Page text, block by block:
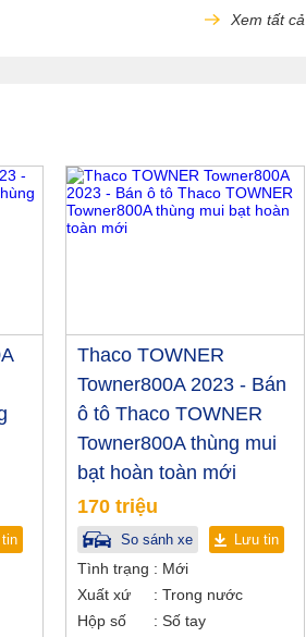
Xem tất cả
Thaco TOWNER
Towner800A 2023 - Bán
ô tô Thaco TOWNER
Towner800A thùng mui
bạt hoàn toàn mới
170 triệu
So sánh xe Lưu tin
Tình trạng
Mới
Xuất xứ
Trong nước
Hộp số
Số tay